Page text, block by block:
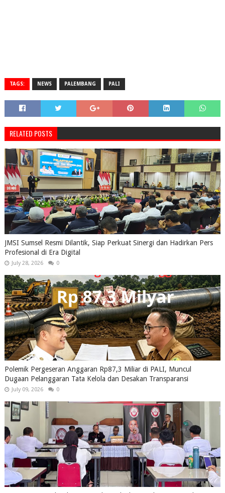
TAGS: NEWS PALEMBANG PALI
RELATED POSTS
JMSI Sumsel Resmi Dilantik, Siap Perkuat Sinergi dan Hadirkan Pers
Profesional di Era Digital
July 28, 2026 0
Polemik Pergeseran Anggaran Rp87,3 Miliar di PALI, Muncul
Dugaan Pelanggaran Tata Kelola dan Desakan Transparansi
July 09, 2026 0